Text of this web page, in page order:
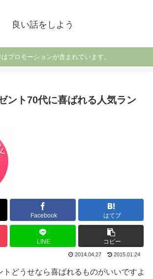
良い話をしよう
プロモーションが含まれています。
ント70代に喜ばれる人気ラン
Facebook はてブ
LINE コピー
2014.04.27 2015.01.24
トどうせなら喜ばれるものがいいですよ